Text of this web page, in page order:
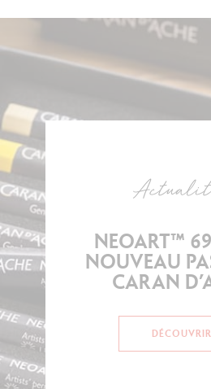
NEOART™
NOUVEAU
CARAN
DÉCOUVRIR